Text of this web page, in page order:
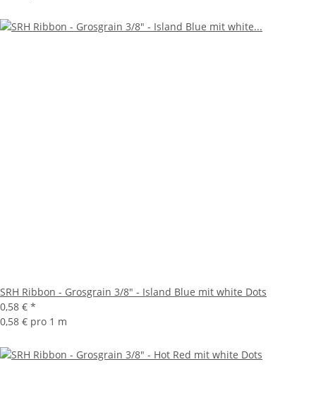
SRH Ribbon - Grosgrain 3/8" - Island Blue mit white Dots
0,58 € *
0,58 € pro 1 m